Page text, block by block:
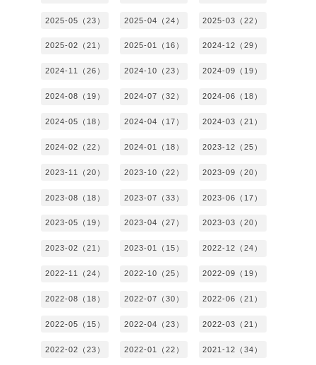
2025-05（23） 2025-04（24） 2025-03（22）
2025-02（21） 2025-01（16） 2024-12（29）
2024-11（26） 2024-10（23） 2024-09（19）
2024-08（19） 2024-07（32） 2024-06（18）
2024-05（18） 2024-04（17） 2024-03（21）
2024-02（22） 2024-01（18） 2023-12（25）
2023-11（20） 2023-10（22） 2023-09（20）
2023-08（18） 2023-07（33） 2023-06（17）
2023-05（19） 2023-04（27） 2023-03（20）
2023-02（21） 2023-01（15） 2022-12（24）
2022-11（24） 2022-10（25） 2022-09（19）
2022-08（18） 2022-07（30） 2022-06（21）
2022-05（15） 2022-04（23） 2022-03（21）
2022-02（23） 2022-01（22） 2021-12（34）